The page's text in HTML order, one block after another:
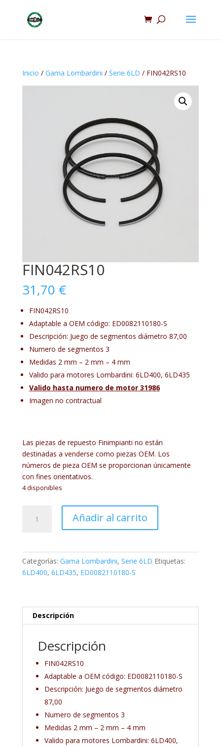
Inicio / Gama Lombardini / Serie 6LD / FIN042RS10
FIN042RS10
31,70 €
FIN042RS10
Adaptable a OEM código: ED0082110180-S
Descripción: Juego de segmentos diámetro 87,00
Numero de segmentos 3
Medidas 2 mm – 2 mm – 4 mm
Valido para motores Lombardini: 6LD400, 6LD435
Valido hasta numero de motor 31986
Imagen no contractual
Las piezas de repuesto Finimpianti no están
destinadas a venderse como piezas OEM. Los
números de pieza OEM se proporcionan únicamente
con fines orientativos.
4 disponibles
cantidad
Añadir al carrito
Categorías: Gama Lombardini, Serie 6LD Etiquetas:
6LD400, 6LD435, ED0082110180-S
Descripción
Descripción
FIN042RS10
Adaptable a OEM código: ED0082110180-S
Descripción: Juego de segmentos diámetro
87,00
Numero de segmentos 3
Medidas 2 mm – 2 mm – 4 mm
Valido para motores Lombardini: 6LD400,